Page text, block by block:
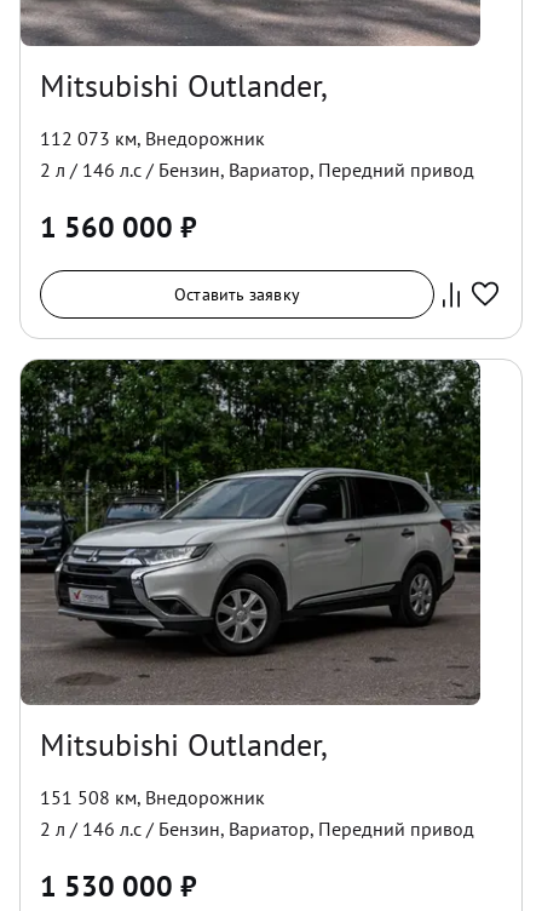
Mitsubishi Outlander,
112 073 км, Внедорожник
2 л / 146 л.с / Бензин, Вариатор, Передний привод
1 560 000 ₽
Оставить заявку
Mitsubishi Outlander,
151 508 км, Внедорожник
2 л / 146 л.с / Бензин, Вариатор, Передний привод
1 530 000 ₽